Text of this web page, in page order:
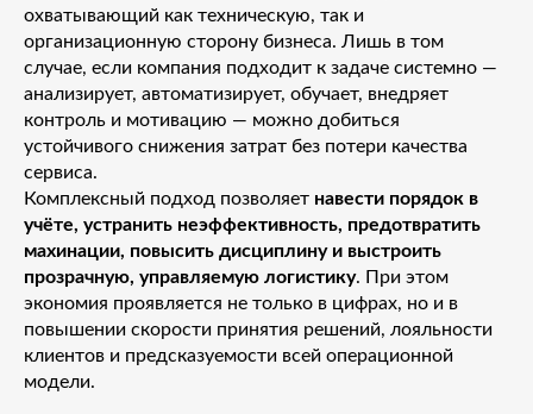
охватывающий как техническую, так и
организационную сторону бизнеса. Лишь в том
случае, если компания подходит к задаче системно —
анализирует, автоматизирует, обучает, внедряет
контроль и мотивацию — можно добиться
устойчивого снижения затрат без потери качества
сервиса.
Комплексный подход позволяет навести порядок в
учёте, устранить неэффективность, предотвратить
махинации, повысить дисциплину и выстроить
прозрачную, управляемую логистику. При этом
экономия проявляется не только в цифрах, но и в
повышении скорости принятия решений, лояльности
клиентов и предсказуемости всей операционной
модели.